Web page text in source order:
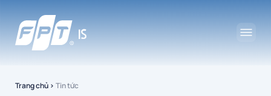
Trang chủ › Tin tức